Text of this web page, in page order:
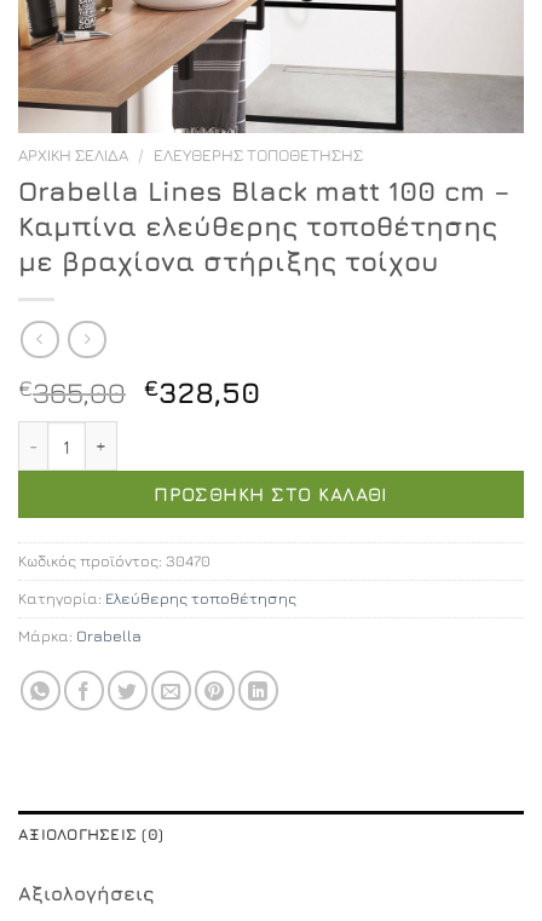
ΑΡΧΙΚΉ ΣΕΛΊΔΑ / ΕΛΕΎΘΕΡΗΣ ΤΟΠΟΘΈΤΗΣΗΣ
Orabella Lines Black matt 100 cm –
Καμπίνα ελεύθερης τοποθέτησης
με βραχίονα στήριξης τοίχου
€365,00 Original
€365,00.
€328,50
είναι:
€328,50.
ΠΡΟΣΘΉΚΗ ΣΤΟ ΚΑΛΆΘΙ
Κωδικός προϊόντος: 30470
Κατηγορία: Ελεύθερης τοποθέτησης
Μάρκα: Orabella
ΑΞΙΟΛΟΓΉΣΕΙΣ (0)
Αξιολογήσεις